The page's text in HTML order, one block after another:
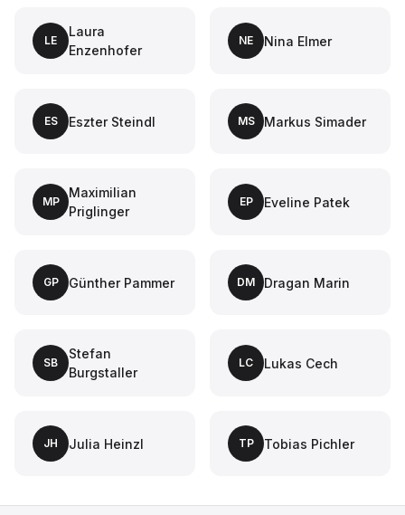
LE
Laura
Enzenhofer
NE Nina Elmer
ES Eszter Steindl MS Markus Simader
MP
Maximilian
Priglinger
EP Eveline Patek
GP Günther Pammer DM Dragan Marin
SB
Stefan
Burgstaller
LC Lukas Cech
JH Julia Heinzl TP Tobias Pichler